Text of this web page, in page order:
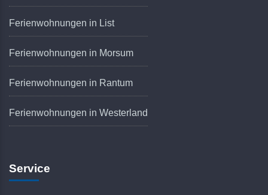
Ferienwohnungen in List
Ferienwohnungen in Morsum
Ferienwohnungen in Rantum
Ferienwohnungen in Westerland
Service